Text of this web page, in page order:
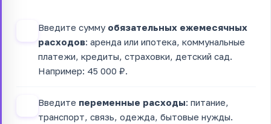
Введите сумму обязательных ежемесячных
расходов: аренда или ипотека, коммунальные
платежи, кредиты, страховки, детский сад.
Например: 45 000 ₽.
Введите переменные расходы: питание,
транспорт, связь, одежда, бытовые нужды.